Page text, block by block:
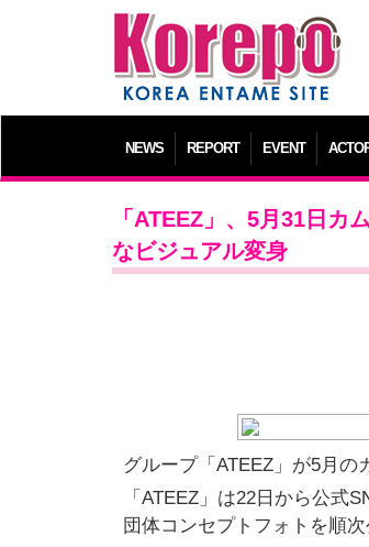
NEWS REPORT EVENT
「ATEEZ」、5月31日
なビジュアル変身
グループ「ATEEZ」が5月の
「ATEEZ」は22日から公式
団体コンセプトフォトを順次